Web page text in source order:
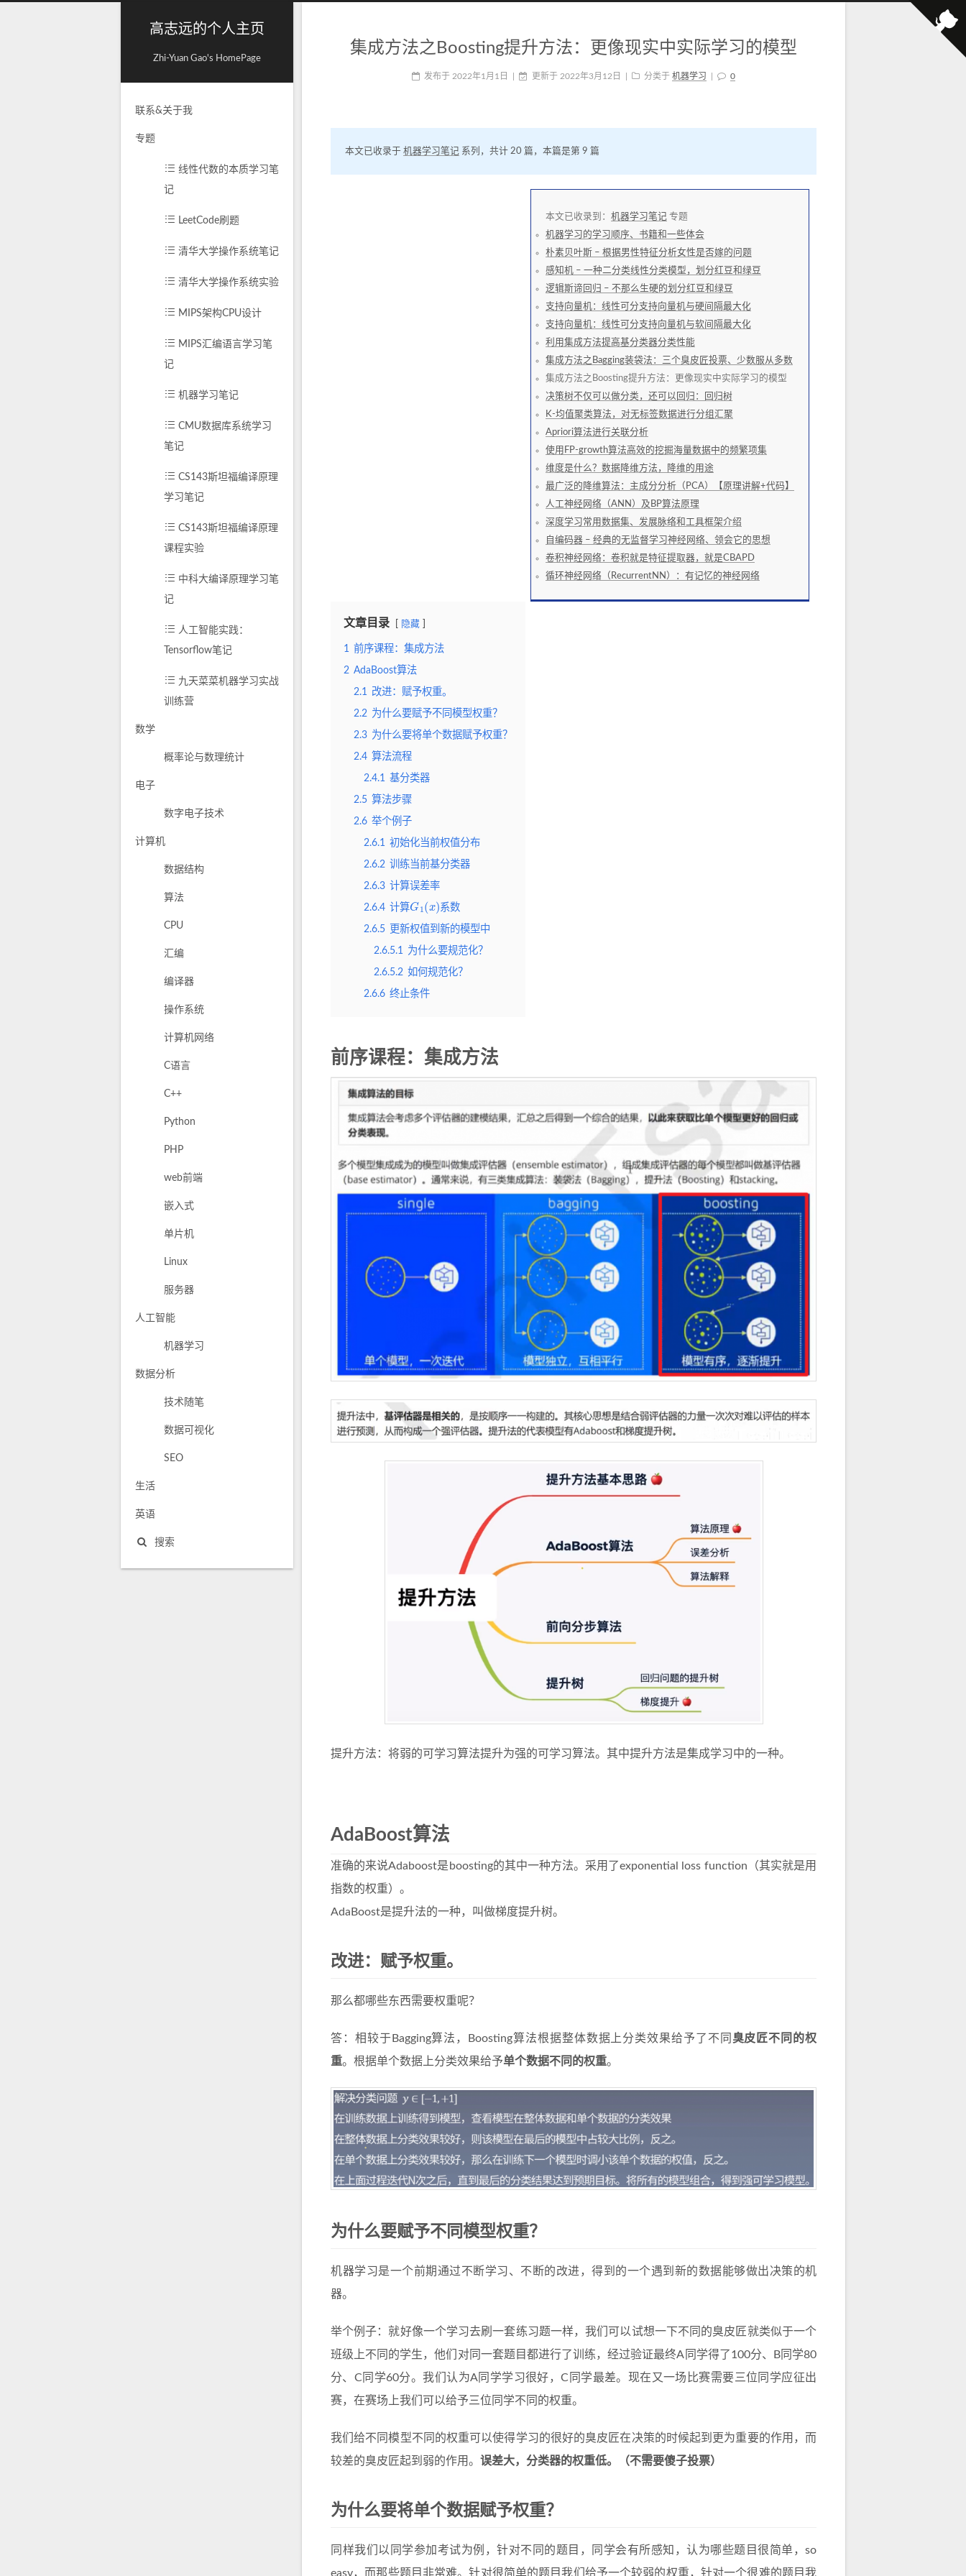
高志远的个人主页
Zhi-Yuan Gao's HomePage
联系&关于我
专题
线性代数的本质学习笔
记
LeetCode刷题
清华大学操作系统笔记
清华大学操作系统实验
MIPS架构CPU设计
MIPS汇编语言学习笔
记
机器学习笔记
CMU数据库系统学习
笔记
CS143斯坦福编译原理
学习笔记
CS143斯坦福编译原理
课程实验
中科大编译原理学习笔
记
人工智能实践：
Tensorflow笔记
九天菜菜机器学习实战
训练营
数学
概率论与数理统计
电子
数字电子技术
计算机
数据结构
算法
CPU
汇编
编译器
操作系统
计算机网络
C语言
C++
Python
PHP
web前端
嵌入式
单片机
Linux
服务器
人工智能
机器学习
数据分析
技术随笔
数据可视化
SEO
生活
英语
搜索
集成方法之Boosting提升方法：更像现实中实际学习的模型
发布于 2022年1月1日 更新于 2022年3月12日 分类于 机器学习 0
本文已收录于 机器学习笔记 系列，共计 20 篇，本篇是第 9 篇
本文已收录到： 机器学习笔记 专题
机器学习的学习顺序、书籍和一些体会
朴素贝叶斯 – 根据男性特征分析女性是否嫁的问题
感知机 – 一种二分类线性分类模型，划分红豆和绿豆
逻辑斯谛回归 – 不那么生硬的划分红豆和绿豆
支持向量机：线性可分支持向量机与硬间隔最大化
支持向量机：线性可分支持向量机与软间隔最大化
利用集成方法提高基分类器分类性能
集成方法之Bagging装袋法：三个臭皮匠投票、少数服从多数
集成方法之Boosting提升方法：更像现实中实际学习的模型
决策树不仅可以做分类，还可以回归：回归树
K-均值聚类算法，对无标签数据进行分组汇聚
Apriori算法进行关联分析
使用FP-growth算法高效的挖掘海量数据中的频繁项集
维度是什么？数据降维方法，降维的用途
最广泛的降维算法：主成分分析（PCA）【原理讲解+代码】
人工神经网络（ANN）及BP算法原理
深度学习常用数据集、发展脉络和工具框架介绍
自编码器 – 经典的无监督学习神经网络、领会它的思想
卷积神经网络：卷积就是特征提取器，就是CBAPD
循环神经网络（RecurrentNN）：有记忆的神经网络
文章目录 隐藏
1 前序课程：集成方法
2 AdaBoost算法
2.1 改进：赋予权重。
2.2 为什么要赋予不同模型权重？
2.3 为什么要将单个数据赋予权重？
2.4 算法流程
2.4.1 基分类器
2.5 算法步骤
2.6 举个例子
2.6.1 初始化当前权值分布
2.6.2 训练当前基分类器
2.6.3 计算误差率
2.6.4 计算G1 ( ) 系数
2.6.5 更新权值到新的模型中
2.6.5.1 为什么要规范化？
2.6.5.2 如何规范化？
2.6.6 终止条件
前序课程：集成方法
提升方法：将弱的可学习算法提升为强的可学习算法。其中提升方法是集成学习中的一种。
AdaBoost算法
准确的来说Adaboost是boosting的其中一种方法。采用了exponential loss function（其实就是用
指数的权重）。
AdaBoost是提升法的一种，叫做梯度提升树。
改进：赋予权重。
那么都哪些东西需要权重呢？
答：相较于Bagging算法，Boosting算法根据整体数据上分类效果给予了不同 臭皮匠不同的权
重。根据单个数据上分类效果给予单个数据不同的权重。
为什么要赋予不同模型权重？
机器学习是一个前期通过不断学习、不断的改进，得到的一个遇到新的数据能够做出决策的机
器。
举个例子：就好像一个学习去刷一套练习题一样，我们可以试想一下不同的臭皮匠就类似于一个
班级上不同的学生，他们对同一套题目都进行了训练，经过验证最终A同学得了100分、B同学80
分、C同学60分。我们认为A同学学习很好，C同学最差。现在又一场比赛需要三位同学应征出
赛，在赛场上我们可以给予三位同学不同的权重。
我们给不同模型不同的权重可以使得学习的很好的臭皮匠在决策的时候起到更为重要的作用，而
较差的臭皮匠起到弱的作用。 误差大，分类器的权重低。（不需要傻子投票）
为什么要将单个数据赋予权重？
同样我们以同学参加考试为例，针对不同的题目，同学会有所感知，认为哪些题目很简单，so
easy，而那些题目非常难。针对很简单的题目我们给予一个较弱的权重，针对一个很难的题目我